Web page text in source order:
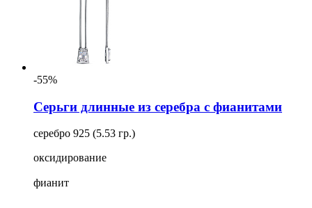
-55%
Серьги длинные из серебра с фианитами
серебро 925 (5.53 гр.)
оксидирование
фианит